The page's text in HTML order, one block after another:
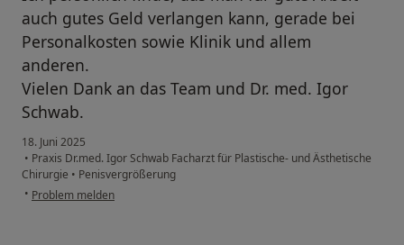
auch gutes Geld verlangen kann, gerade bei
Personalkosten sowie Klinik und allem
anderen.
Vielen Dank an das Team und Dr. med. Igor
Schwab.
18. Juni 2025
• Praxis Dr.med. Igor Schwab Facharzt für Plastische- und Ästhetische
Chirurgie • Penisvergrößerung
• Problem melden